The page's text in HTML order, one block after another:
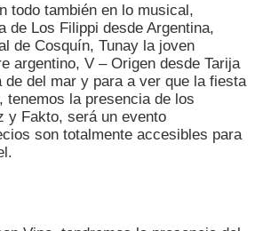
todo también en lo musical,
de Los Filippi desde Argentina,
de Cosquín, Tunay la joven
argentino, V – Origen desde Tarija
de del mar y para a ver que la fiesta
tenemos la presencia de los
y Fakto, será un evento
son totalmente accesibles para